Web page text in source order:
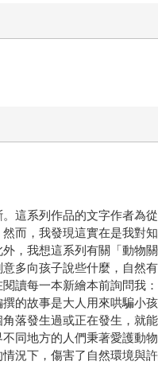
這系列作品的文字作者
而，我發現這實在是我對
，我想這系列有關「動物
多向孩子說些什麼，自然有
讀每一本新繪本前詢問我
的故事是大人用來哄騙
落發生過或正在發生，
同地方的人們秉著愛護動
況下，傷害了自然環境與